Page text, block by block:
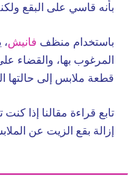
بأنه قاسي على البقع
باستخدام منظف فانيش،
قطعة ملابس إلى حالتها
تابع قراءة مقالنا إذا
إزالة بقع الزيت عن